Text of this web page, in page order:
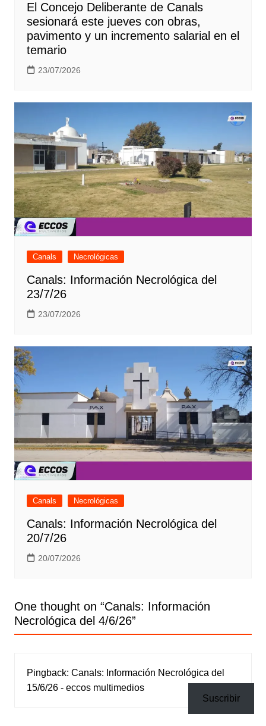
El Concejo Deliberante de Canals
sesionará este jueves con obras,
pavimento y un incremento salarial en el
temario
23/07/2026
Canals Necrológicas
Canals: Información Necrológica del
23/7/26
23/07/2026
Canals Necrológicas
Canals: Información Necrológica del
20/7/26
20/07/2026
One thought on “Canals: Información
Necrológica del 4/6/26”
Pingback: Canals: Información Necrológica del
15/6/26 - eccos multimedios
Suscribir